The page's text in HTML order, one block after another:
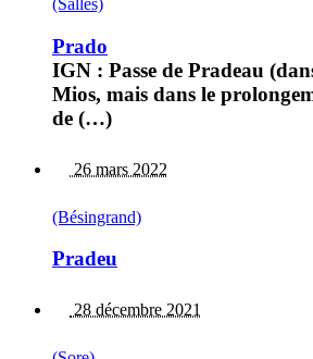
(Salles)
Prado
IGN : Passe de Pradeau
Mios, mais dans le
de (…)
26 mars 2022
(Bésingrand)
Pradeu
28 décembre 2021